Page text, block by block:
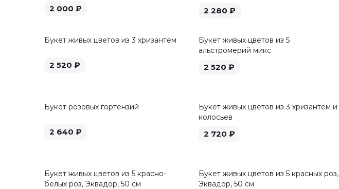
2 000 ₽ 2 280 ₽
Букет живых цветов из 3 хризантем
2 520 ₽
Букет живых цветов из 5
альстромерий микс
2 520 ₽
Букет розовых гортензий
2 640 ₽
Букет живых цветов из 3 хризантем и
колосьев
2 720 ₽
Букет живых цветов из 5 красно-
белых роз, Эквадор, 50 см
Хит
Букет живых цветов из 5 красных роз,
Эквадор, 50 см